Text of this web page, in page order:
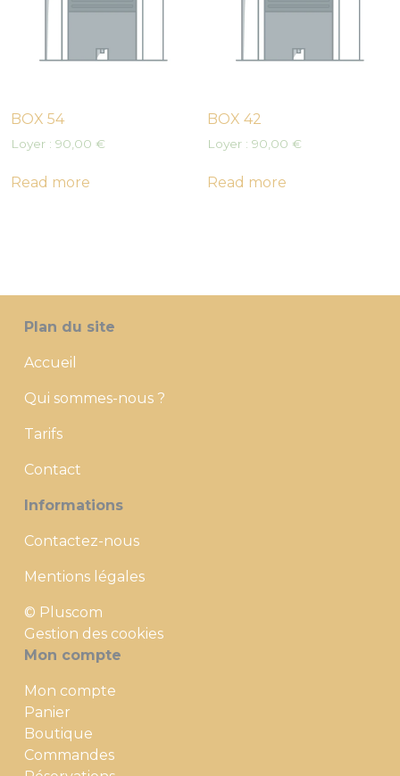
BOX 54
Loyer : 90,00 €
Read more
BOX 42
Loyer :90,00€
Read more
Plan du site
Accueil
Qui sommes-nous ?
Tarifs
Contact
Informations
Contactez-nous
Mentions légales
© Pluscom
Gestion des cookies
Mon compte
Mon compte
Panier
Boutique
Commandes